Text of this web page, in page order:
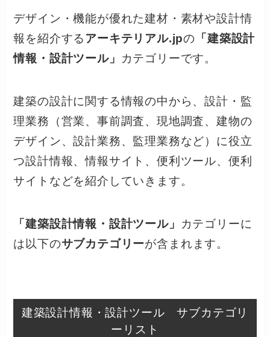
デザイン・機能が優れた建材・素材や設計情
報を紹介する アーキテリアル.jpの 「建築設計
情報・設計ツール」
カテゴリーです。
建築の設計に関する情報の中から、設計・監
理業務（営業、事前調査、現地調査、建物の
デザイン、設計業務、監理業務など）に役立
つ設計情報、情報サイト、便利ツール、便利
サイトなどを紹介していきます。
「建築設計情報・設計ツール」
カテゴリーに
は以下のサブカテゴリーが含まれます。
建築設計情報・設計ツール サブカテゴリ
ーリスト